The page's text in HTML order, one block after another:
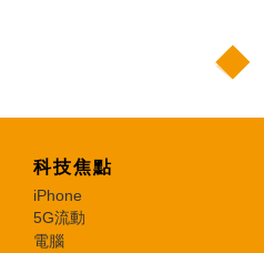
科技焦點
iPhone
5G流動
電腦